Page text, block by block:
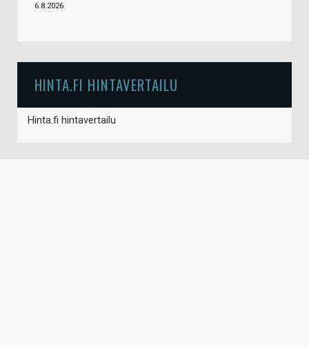
6.8.2026
HINTA.FI HINTAVERTAILU
Hinta.fi hintavertailu